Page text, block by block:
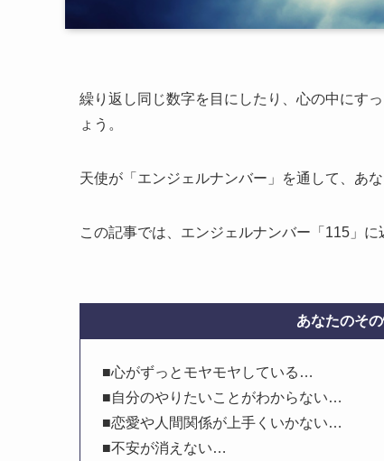
繰り返し同じ数字を目にしたり、心の中にす
ょう。
天使が「エンジェルナンバー」を通して、あ
この記事では、エンジェルナンバー「115」に
あなたのそ
■心がずっとモヤモヤしている…
■自分のやりたいことがわからない…
■恋愛や人間関係が上手くいかない…
■不安が消えない…